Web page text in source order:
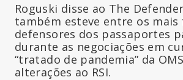
Roguski disse ao The
também esteve entre os
defensores dos passaportes
durante as negociações em
“tratado de pandemia” da
alterações ao RSI.